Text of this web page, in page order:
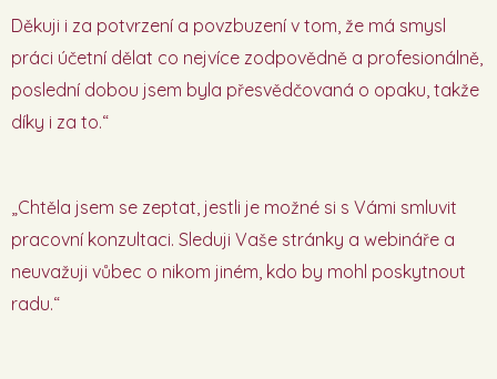
Děkuji i za potvrzení a povzbuzení v tom, že má smysl
práci účetní dělat co nejvíce zodpovědně a profesionálně,
poslední dobou jsem byla přesvědčovaná o opaku, takže
díky i za to.“
„Chtěla jsem se zeptat, jestli je možné si s Vámi smluvit
pracovní konzultaci. Sleduji Vaše stránky a webináře a
neuvažuji vůbec o nikom jiném, kdo by mohl poskytnout
radu.“